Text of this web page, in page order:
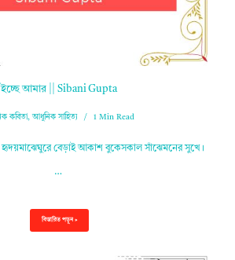
ইচ্ছে আমার || Sibani Gupta
কবিতা,আধুনিক সাহিত্য 1 Min Read
বেড়াই আকাশ বুকেসকাল সাঁঝেমনের সুখে।
…
বিস্তারিত পড়ুন »